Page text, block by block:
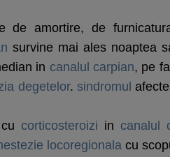
de amortire, de
survine mai ales noaptea
in canalul carpian, pe
degetelor. sindromul
cu corticosteroizi in canalul
locoregionala cu